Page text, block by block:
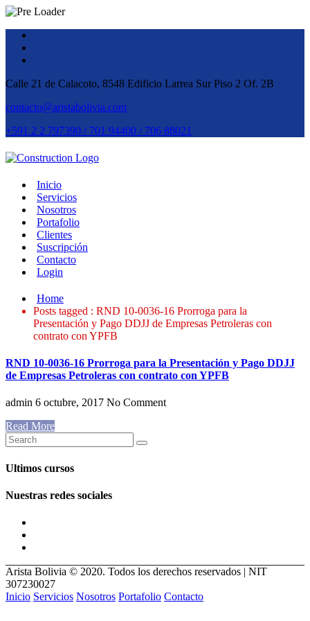
Calle 21 de Calacoto, 8548 Edificio Larrea Sur Piso 2 Of. 2B
contacto@aristabolivia.com
+591 2 2 797390 / 701 94400 / 706 88021
Inicio
Servicios
Nosotros
Portafolio
Clientes
Suscripción
Contacto
Login
Home
Posts tagged : RND 10-0036-16 Prorroga para la
Presentación y Pago DDJJ de Empresas Petroleras con
contrato con YPFB
RND 10-0036-16 Prorroga para la Presentación y Pago DDJJ
de Empresas Petroleras con contrato con YPFB
admin 6 octubre, 2017 No Comment
Read More
Ultimos cursos
Nuestras redes sociales
Arista Bolivia © 2020. Todos los derechos reservados | NIT
307230027
Inicio Servicios Nosotros Portafolio Contacto